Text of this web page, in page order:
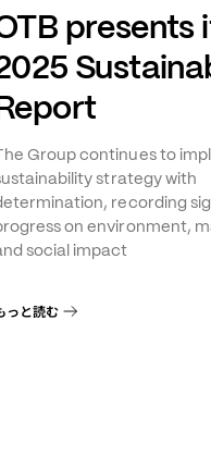
presents
Group continues to
strategy with
recording
on environment,
social impact
っと読む